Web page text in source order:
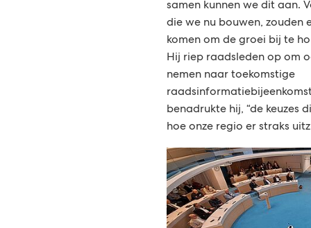
samen kunnen we dit aan.
die we nu bouwen, zouden
komen om de groei bij te
Hij riep raadsleden op om
nemen naar toekomstige
benadrukte hij, “de keuzes
hoe onze regio er straks